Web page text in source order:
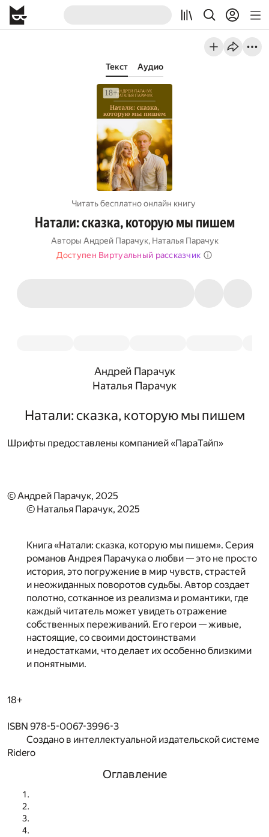
Текст Аудио
Читать бесплатно онлайн книгу
Натали: сказка, которую мы пишем
Авторы Андрей Парачук, Наталья Парачук
Доступен Виртуальный рассказчик
Андрей Парачук
Наталья Парачук
Натали: сказка, которую мы пишем
Шрифты предоставлены компанией «ПараТайп»
© Андрей Парачук, 2025
© Наталья Парачук, 2025
Книга «Натали: сказка, которую мы пишем». Серия
романов Андрея Парачука о любви — это не просто
история, это погружение в мир чувств, страстей
и неожиданных поворотов судьбы. Автор создает
полотно, сотканное из реализма и романтики, где
каждый читатель может увидеть отражение
собственных переживаний. Его герои — живые,
настоящие, со своими достоинствами
и недостатками, что делает их особенно близкими
и понятными.
18+
ISBN 978-5-0067-3996-3
Создано в интеллектуальной издательской системе
Ridero
Оглавление